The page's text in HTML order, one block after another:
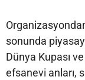
sonunda
Dünya Kupası
efsanevi anları,